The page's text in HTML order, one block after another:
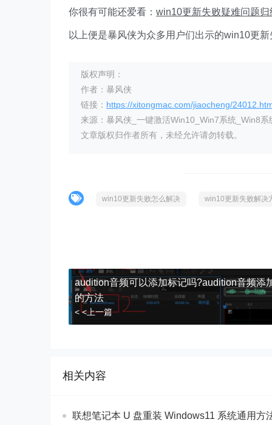
你很有可能还爱看： win10更新失败疑难问题归
以上便是暴风侠为众多用户们出示的win10更
版权声明：
作者：暴风侠
链接： https://xitongmac.com/jiaocheng/
来源：暴风侠_一键激活Win10_Win7系统_Win8系
文章版权归作者所有，未经允许请勿转载。
win10更新失败怎么解决 win10更新失败解决
audition音频可以添加标记吗?audition音频添
的方法
< <上一篇
相关内容
联想笔记本 U 盘重装 Windows11 系统通用方